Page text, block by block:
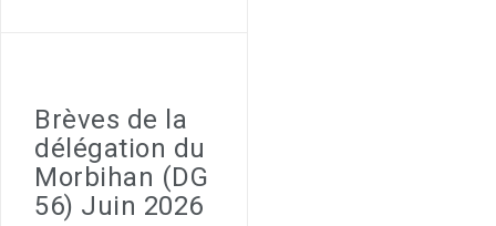
Brèves de la
délégation du
Morbihan (DG
56) Juin 2026